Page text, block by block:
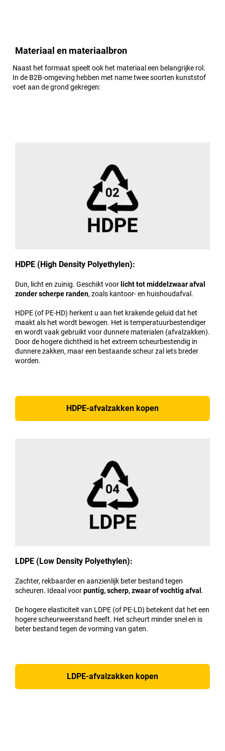
Materiaal en materiaalbron
Naast het formaat speelt ook het materiaal een belangrijke rol.
In de B2B-omgeving hebben met name twee soorten kunststof
voet aan de grond gekregen:
HDPE (High Density Polyethylen):
Dun, licht en zuinig. Geschikt voor licht tot middelzwaar afval
zonder scherpe randen, zoals kantoor- en huishoudafval.
HDPE (of PE-HD) herkent u aan het krakende geluid dat het
maakt als het wordt bewogen. Het is temperatuurbestendiger
en wordt vaak gebruikt voor dunnere materialen (afvalzakken).
Door de hogere dichtheid is het extreem scheurbestendig in
dunnere zakken, maar een bestaande scheur zal iets breder
worden.
HDPE-afvalzakken kopen
LDPE (Low Density Polyethylen):
Zachter, rekbaarder en aanzienlijk beter bestand tegen
scheuren. Ideaal voorpuntig, scherp, zwaar of vochtig afval .
De hogere elasticiteit van LDPE (of PE-LD) betekent dat het een
hogere scheurweerstand heeft. Het scheurt minder snel en is
beter bestand tegen de vorming van gaten.
LDPE-afvalzakken kopen